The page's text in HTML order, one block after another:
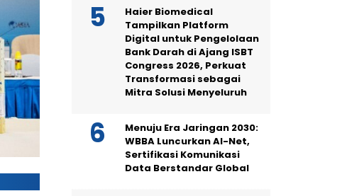
Haier Biomedical
Tampilkan Platform
Digital untuk Pengelolaan
Bank Darah di Ajang ISBT
Congress 2026, Perkuat
Transformasi sebagai
Mitra Solusi Menyeluruh
Menuju Era Jaringan 2030:
WBBA Luncurkan AI-Net,
Sertifikasi Komunikasi
Data Berstandar Global